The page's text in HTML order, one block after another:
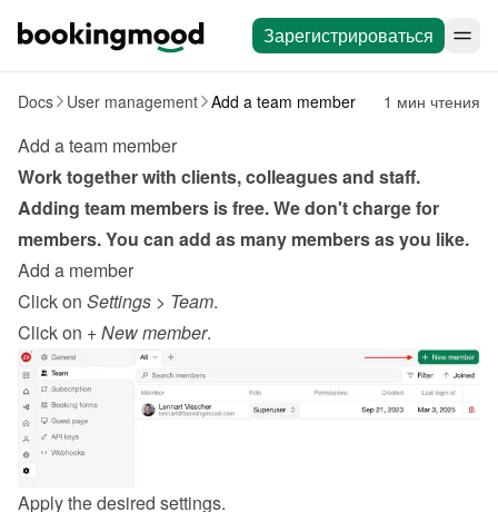
Зарегистрироваться
Docs User management Add a team member 1 мин чтения
Add a team member
Work together with clients, colleagues and staff.
Adding team members is free. We don't charge for
members. You can add as many members as you like.
Add a member
Click on Settings > Team.
Click on + New member.
Apply the desired settings.